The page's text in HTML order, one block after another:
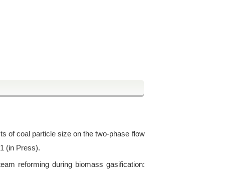
of coal particle size on the two-phase flow
(in Press).
reforming during biomass gasification: